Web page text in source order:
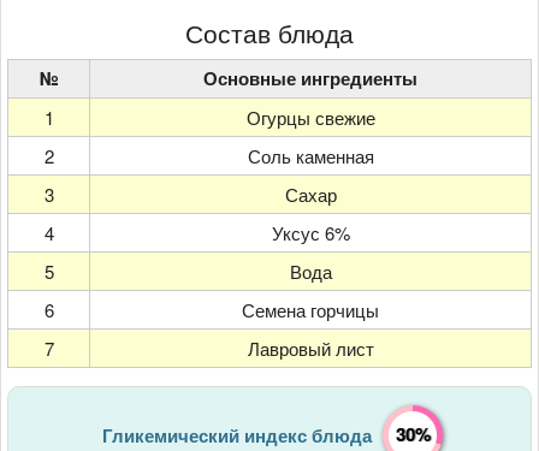
Состав блюда
№ Основные ингредиенты
1
Огурцы свежие
2
Соль каменная
3
Сахар
4
Уксус 6%
5
Вода
6
Семена горчицы
7
Лавровый лист
Гликемический индекс блюда 30%